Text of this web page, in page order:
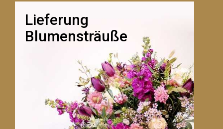
Lieferung
Blumensträuße